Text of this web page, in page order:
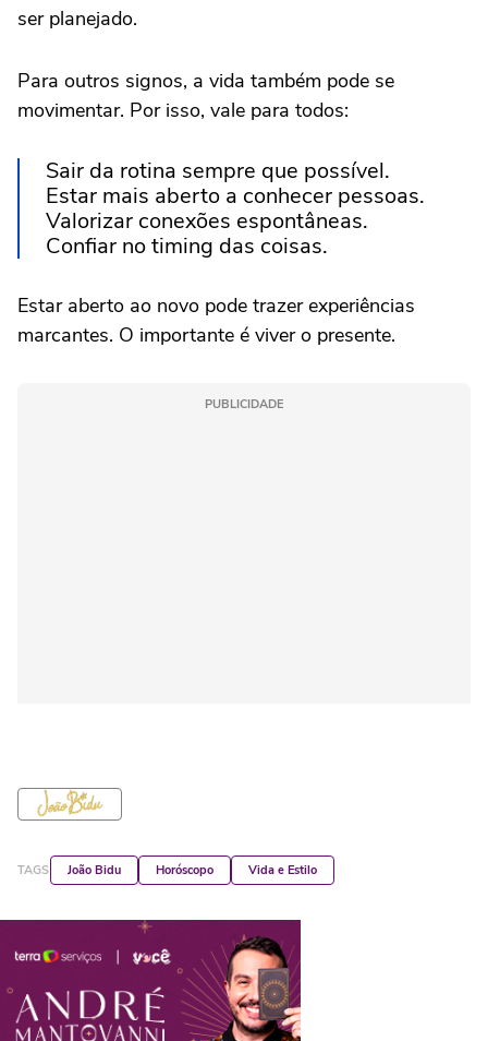
ser planejado.
Para outros signos, a vida também pode se
movimentar. Por isso, vale para todos:
Sair da rotina sempre que possível.
Estar mais aberto a conhecer pessoas.
Valorizar conexões espontâneas.
Confiar no timing das coisas.
Estar aberto ao novo pode trazer experiências
marcantes. O importante é viver o presente.
PUBLICIDADE
TAGS João Bidu Horóscopo Vida e Estilo